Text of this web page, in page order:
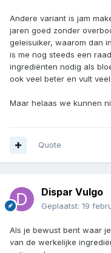
Andere variant is jam
jaren goed zonder
geleisuiker, waarom dan
is me nog steeds een
ingrediënten nodig als
ook veel beter en vult
Maar helaas we kunnen
Quote
Dispar Vulgo
Geplaatst: 19
Als je bewust bent waar
van de werkelijke